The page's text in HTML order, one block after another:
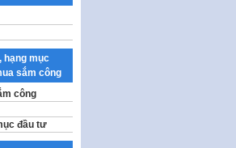
nghệ, đổi
hướng dẫn
của Luật Lý
số nội
số 30/NQ-
02…
hạng mục
sắm công
công
đầu tư